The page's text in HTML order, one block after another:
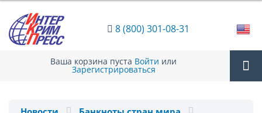
8 (800) 301-08-31
Ваша корзина пуста Войти или
Зарегистрироваться